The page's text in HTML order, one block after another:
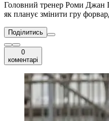
Головний тренер Роми Джан
як планує змінити гру
Поділитись
0
коментарі